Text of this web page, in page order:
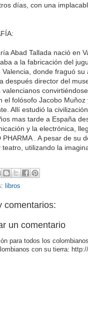
días, con una
Abad Tallada nació en
a la fabricación del
Valencia, donde fraguó
después director del
valencianos
el folósofo Jacobo
Allí estudió la
mas tarde a España
y la electrónica,
PHARMA . A pesar de su
teatro, utilizando la
libros
comentarios:
un comentario
para todos los
con su tierra: